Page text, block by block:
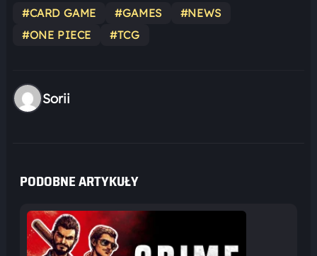
#CARD GAME #GAMES
#NEWS
#ONE PIECE
#TCG
Sorii
PODOBNE ARTYKUŁY